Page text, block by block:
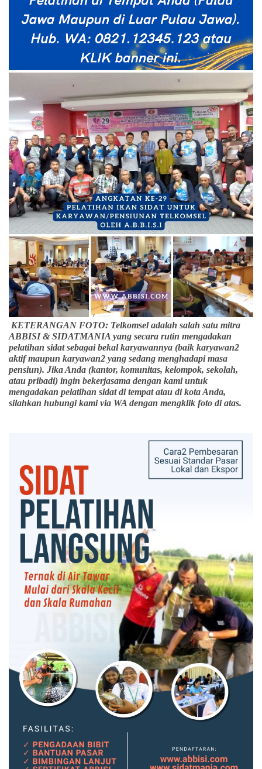
KETERANGAN FOTO: Telkomsel adalah salah satu mitra
ABBISI & SIDATMANIA yang secara rutin mengadakan
pelatihan sidat sebagai bekal karyawannya (baik karyawan2
aktif maupun karyawan2 yang sedang menghadapi masa
pensiun). Jika Anda (kantor, komunitas, kelompok, sekolah,
atau pribadi) ingin bekerjasama dengan kami untuk
mengadakan pelatihan sidat di tempat atau di kota Anda,
silahkan hubungi kami via WA dengan mengklik foto di atas.